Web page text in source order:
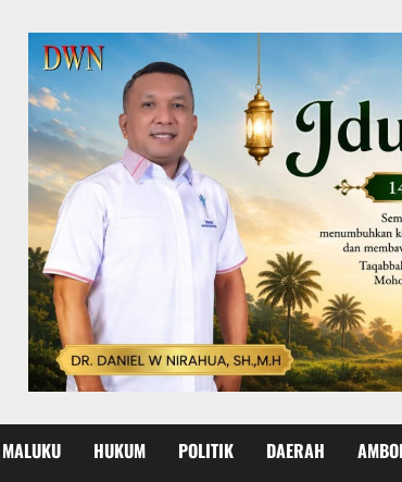
MALUKU HUKUM POLITIK DAERAH